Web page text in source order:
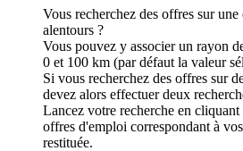
Vous recherchez des offres sur une
alentours ?
Vous pouvez y associer un rayon
0 et 100 km (par défaut la valeur
Si vous recherchez des offres sur
devez alors effectuer deux
Lancez votre recherche en
offres d'emploi correspondant à
restituée.